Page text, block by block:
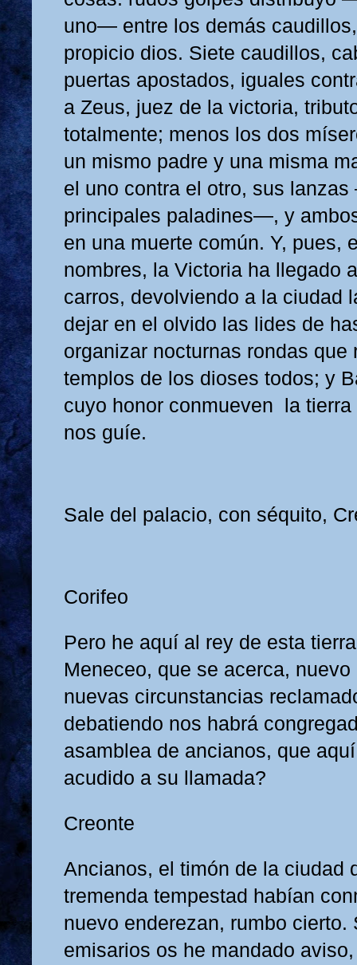
uno— entre los demás
propicio dios. Siete caudillos,
puertas apostados, iguales
a Zeus, juez de la victoria,
totalmente; menos los dos
un mismo padre y una misma
el uno contra el otro, sus
principales paladines—, y
en una muerte común. Y, pues,
nombres, la Victoria ha llegado
carros, devolviendo a la ciudad
dejar en el olvido las lides de
organizar nocturnas rondas que
templos de los dioses todos; y
cuyo honor conmueven la tierra
nos guíe.
Sale del palacio, con séquito,
Corifeo
Pero he aquí al rey de esta
Meneceo, que se acerca,
nuevas circunstancias
debatiendo nos habrá
asamblea de ancianos, que
acudido a su llamada?
Creonte
Ancianos, el timón de la ciudad
tremenda tempestad habían
nuevo enderezan, rumbo cierto.
emisarios os he mandado